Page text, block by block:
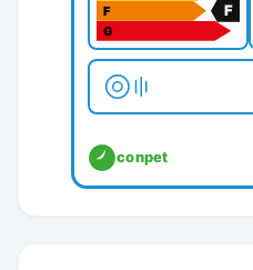
F
F
G
conpet